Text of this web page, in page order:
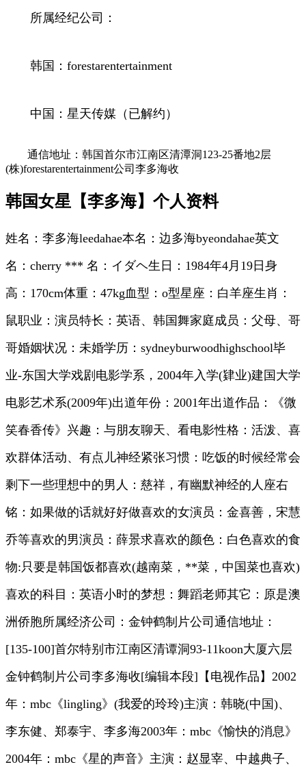
所属经纪公司：
韩国：forestarentertainment
中国：星天传媒（已解约）
通信地址：韩国首尔市江南区清潭洞123-25番地2层
(株)forestarentertainment公司李多海收
韩国女星【李多海】个人资料
姓名：李多海leedahae本名：边多海byeondahae英文
名：cherry *** 名：イダヘ生日：1984年4月19日身
高：170cm体重：47kg血型：o型星座：白羊座生肖：
鼠职业：演员特长：英语、韩国舞家庭成员：父母、哥
哥婚姻状况：未婚学历：sydneyburwoodhighschool毕
业-东国大学戏剧电影学系，2004年入学(肄业)建国大学
电影艺术系(2009年)出道年份：2001年出道作品：《微
笑春香传》兴趣：与朋友聊天、看电影性格：活泼、喜
欢群体活动、有点儿神经紧张习惯：吃饭的时候经常会
剩下一些理想中的男人：慈祥，有幽默神经的人座右
铭：如果做的话就好好做喜欢的女演员：金喜善，宋慧
乔等喜欢的男演员：薛景求喜欢的颜色：白色喜欢的食
物:只要是韩国饭都喜欢(越南菜，**菜，中国菜也喜欢)
喜欢的科目：英语小时的梦想：舞蹈老师其它：原是澳
洲侨胞所属经济公司：金钟鹤制片公司通信地址：
[135-100]首尔特别市江南区清谭洞93-11koon大厦六层
金钟鹤制片公司李多海收[编辑本段]【电视作品】2002
年：mbc《lingling》(我爱的玲玲)主演：韩晓(中国)、
李东健、郑泰宇、李多海2003年：mbc《愉快的消息》
2004年：mbc《星的声音》主演：赵显宰、中越典子、